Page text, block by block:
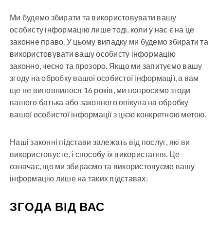
Ми будемо збирати та використовувати вашу
особисту інформацію лише тоді, коли у нас є на це
законне право. У цьому випадку ми будемо збирати та
використовувати вашу особисту інформацію
законно, чесно та прозоро. Якщо ми запитуємо вашу
згоду на обробку вашої особистої інформації, а вам
ще не виповнилося 16 років, ми попросимо згоди
вашого батька або законного опікуна на обробку
вашої особистої інформації з цією конкретною метою.
Наші законні підстави залежать від послуг, які ви
використовуєте, і способу їх використання. Це
означає, що ми збираємо та використовуємо вашу
інформацію лише на таких підставах:
ЗГОДА ВІД ВАС